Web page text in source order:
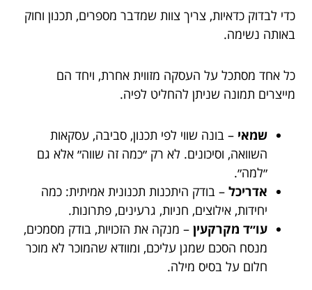
כדי לבדוק כדאיות, צריך צוות שמדבר מספרים, תכנון וחוק
באותה נשימה.
כל אחד מסתכל על העסקה מזווית אחרת, ויחד הם
מייצרים תמונה שניתן להחליט לפיה.
שמאי – בונה שווי לפי תכנון, סביבה, עסקאות
השוואה, וסיכונים. לא רק ״כמה זה שווה״ אלא גם
״למה״.
אדריכל – בודק היתכנות תכנונית אמיתית: כמה
יחידות, אילוצים, חניות, גרעינים, פתרונות.
עו״ד מקרקעין – מנקה את הזכויות, בודק מסמכים,
מנסח הסכם שמגן עליכם, ומוודא שהמוכר לא מוכר
חלום על בסיס מילה.